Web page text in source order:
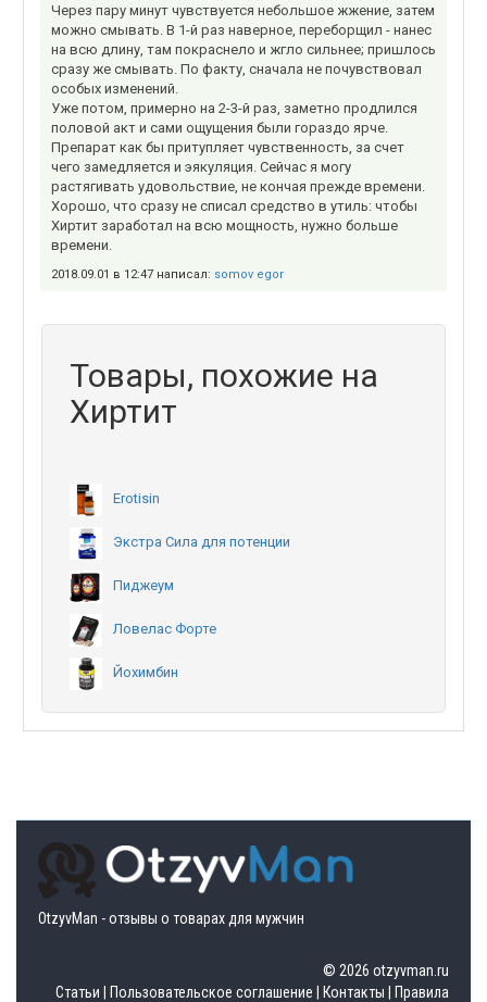
Через пару минут чувствуется небольшое жжение, затем
можно смывать. В 1-й раз наверное, переборщил - нанес
на всю длину, там покраснело и жгло сильнее; пришлось
сразу же смывать. По факту, сначала не почувствовал
особых изменений.
Уже потом, примерно на 2-3-й раз, заметно продлился
половой акт и сами ощущения были гораздо ярче.
Препарат как бы притупляет чувственность, за счет
чего замедляется и эякуляция. Сейчас я могу
растягивать удовольствие, не кончая прежде времени.
Хорошо, что сразу не списал средство в утиль: чтобы
Хиртит заработал на всю мощность, нужно больше
времени.
2018.09.01 в 12:47 написал: somov egor
Товары, похожие на
Хиртит
Erotisin
Экстра Сила для потенции
Пиджеум
Ловелас Форте
Йохимбин
OtzyvMan - отзывы о товарах для мужчин
© 2026 otzyvman.ru
Статьи | Пользовательское соглашение | Контакты | Правила